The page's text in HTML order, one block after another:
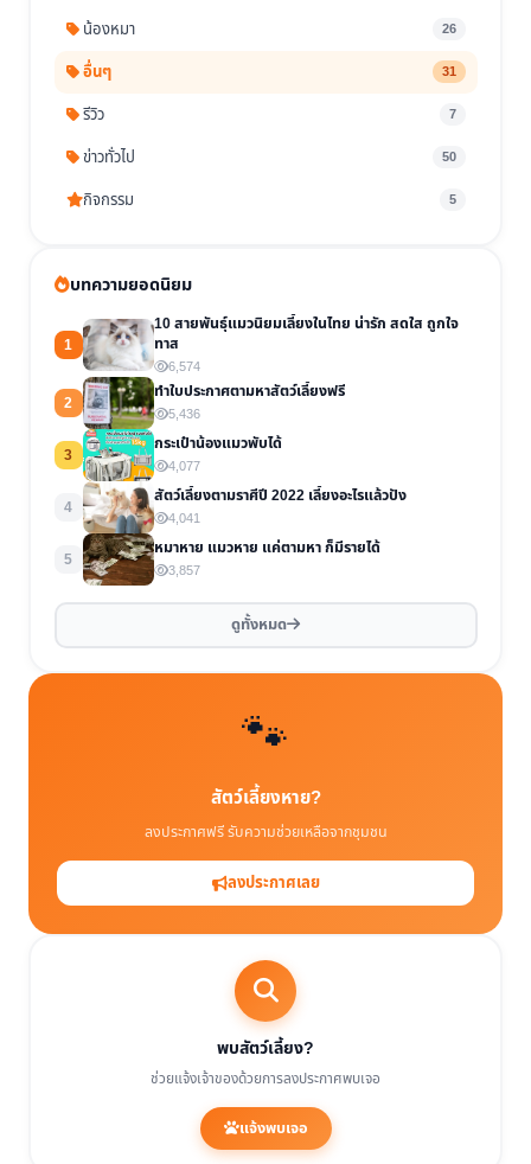
น้องหมา 26
อื่นๆ 31
รีวิว 7
ข่าวทั่วไป 50
กิจกรรม 5
บทความยอดนิยม
1
10 สายพันธุ์แมวนิยมเลี้ยงในไทย น่ารัก สดใส ถูกใจ
ทาส
6,574
2 ทำใบประกาศตามหาสัตว์เลี้ยงฟรี
5,436
3 กระเป๋าน้องแมวพับได้
4,077
4 สัตว์เลี้ยงตามราศีปี 2022 เลี้ยงอะไรแล้วปัง
4,041
5 หมาหาย แมวหาย แค่ตามหา ก็มีรายได้
3,857
ดูทั้งหมด
🐾
สัตว์เลี้ยงหาย?
ลงประกาศฟรี รับความช่วยเหลือจากชุมชน
ลงประกาศเลย
พบสัตว์เลี้ยง?
ช่วยแจ้งเจ้าของด้วยการลงประกาศพบเจอ
แจ้งพบเจอ